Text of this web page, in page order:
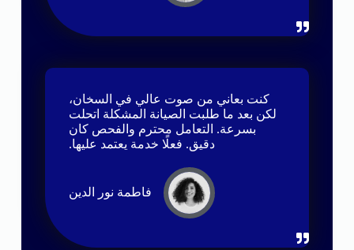
كنت بعاني من صوت عالي في السخان،
لكن بعد ما طلبت الصيانة المشكلة اتحلت
بسرعة. التعامل محترم والفحص كان
دقيق. فعلًا خدمة يعتمد عليها.
فاطمة نور الدين